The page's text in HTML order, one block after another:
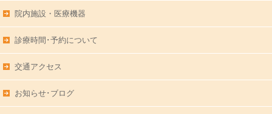
院内施設・医療機器
診療時間･予約について
交通アクセス
お知らせ･ブログ